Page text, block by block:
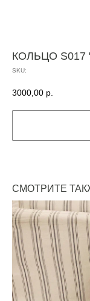
КОЛЬЦО S017
SKU:
3000,00 р.
СМОТРИТЕ